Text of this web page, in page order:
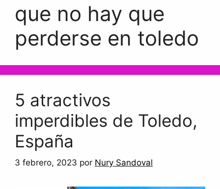
que no hay que
perderse en toledo
5 atractivos
imperdibles de Toledo,
España
3 febrero, 2023 por Nury Sandoval